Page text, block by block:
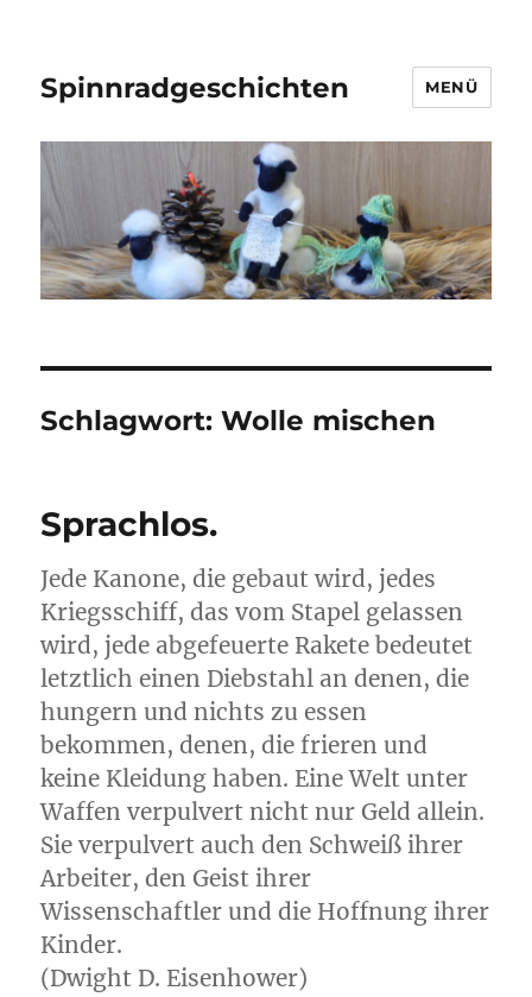
Spinnradgeschichten MENÜ
Schlagwort:Wolle mischen
Sprachlos.
Jede Kanone, die gebaut wird, jedes
Kriegsschiff, das vom Stapel gelassen
wird, jede abgefeuerte Rakete bedeutet
letztlich einen Diebstahl an denen, die
hungern und nichts zu essen
bekommen, denen, die frieren und
keine Kleidung haben. Eine Welt unter
Waffen verpulvert nicht nur Geld allein.
Sie verpulvert auch den Schweiß ihrer
Arbeiter, den Geist ihrer
Wissenschaftler und die Hoffnung ihrer
Kinder.
(Dwight D. Eisenhower)